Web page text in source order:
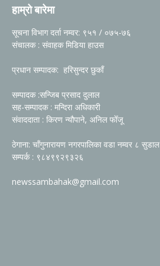
हाम्रो बारेमा
सूचना विभाग दर्ता नम्वर: ९५१ / ०७५-७६
संचालक : संवाहक मिडिया हाउस
प्रधान सम्पादक: हरिसुन्दर छुकाँ
सम्पादक :सन्जिब प्रसाद दुलाल
सह-सम्पादक : मन्दिरा अधिकारी
संवाददाता : किरण न्यौपाने, अनिल फोँजू
ठेगाना: चाँगुनारायण नगरपालिका वडा नम्वर ८ सुडाल
सम्पर्क : ९८४९९२९३२६
newssambahak@gmail.com